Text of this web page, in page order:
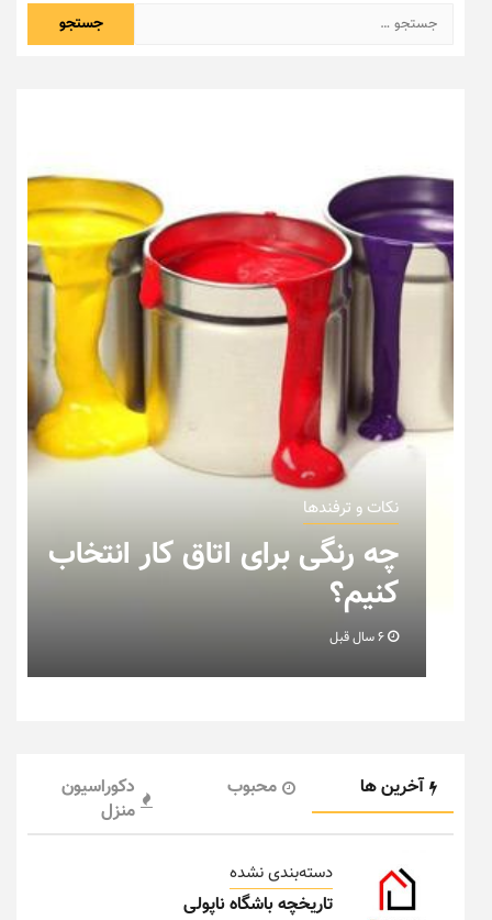
جستجو
برای:
نکات و ترفندها
نکاتی که باید به هنگام چیدمان
خانه عروس بدانیم + تصویر
آخرین ها محبوب
دکوراسیون
منزل
دسته‌بندی نشده
تاریخچه باشگاه ناپولی